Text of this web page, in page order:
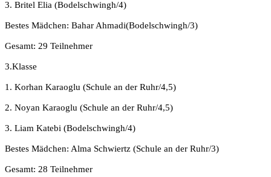
3. Britel Elia (Bodelschwingh/4)
Bestes Mädchen: Bahar Ahmadi(Bodelschwingh/3)
Gesamt: 29 Teilnehmer
3.Klasse
1. Korhan Karaoglu (Schule an der Ruhr/4,5)
2. Noyan Karaoglu (Schule an der Ruhr/4,5)
3. Liam Katebi (Bodelschwingh/4)
Bestes Mädchen: Alma Schwiertz (Schule an der Ruhr/3)
Gesamt: 28 Teilnehmer